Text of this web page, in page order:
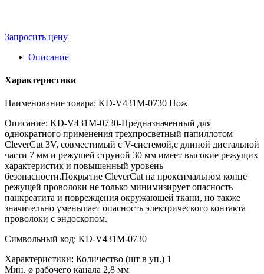
Запросить цену
Описание
Характеристики
Наименование товара: KD-V431M-0730 Нож
Описание: KD-V431M-0730-Предназначенный для
однократного применения трехпросветный папиллотом
CleverCut 3V, совместимый с V-системой,с длиной дистальной
части 7 мм и режущей струной 30 мм имеет высокие режущих
характеристик и повышенный уровень
безопасности.Покрытие CleverCut на проксимальном конце
режущей проволоки не только минимизирует опасность
панкреатита и повреждения окружающей ткани, но также
значительно уменьшает опасность электрического контакта
проволоки с эндоскопом.
Символьный код: KD-V431M-0730
Характеристики: Количество (шт в уп.) 1
Мин. ø рабочего канала 2,8 мм